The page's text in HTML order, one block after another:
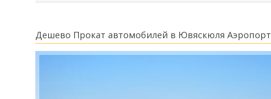
Дешево Прокат автомобилей в Ювяскюля Аэропорт